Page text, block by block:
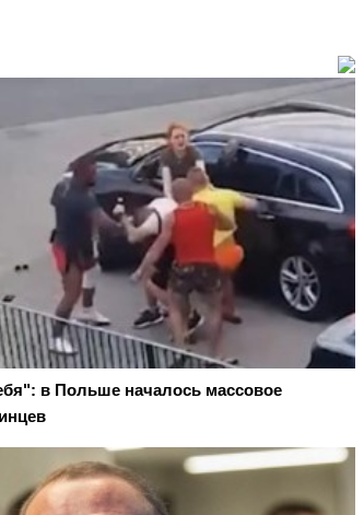
в Польше началось массовое